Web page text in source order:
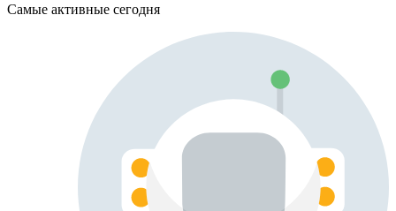
Самые активные сегодня